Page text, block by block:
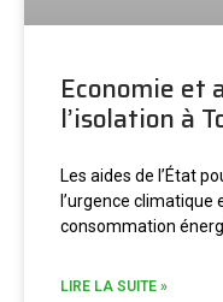
Economie et
l’isolation à
Les aides de l’État
l’urgence climatique
consommation
LIRE LA SUITE »